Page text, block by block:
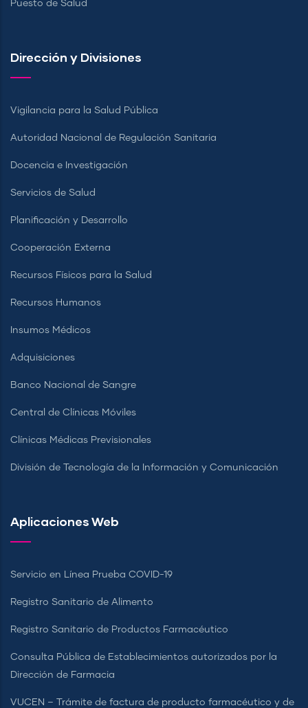
Puesto de Salud
Dirección y Divisiones
Vigilancia para la Salud Pública
Autoridad Nacional de Regulación Sanitaria
Docencia e Investigación
Servicios de Salud
Planificación y Desarrollo
Cooperación Externa
Recursos Físicos para la Salud
Recursos Humanos
Insumos Médicos
Adquisiciones
Banco Nacional de Sangre
Central de Clínicas Móviles
Clínicas Médicas Previsionales
División de Tecnología de la Información y Comunicación
Aplicaciones Web
Servicio en Línea Prueba COVID-19
Registro Sanitario de Alimento
Registro Sanitario de Productos Farmacéutico
Consulta Pública de Establecimientos autorizados por la
Dirección de Farmacia
VUCEN – Trámite de factura de producto farmacéutico y de